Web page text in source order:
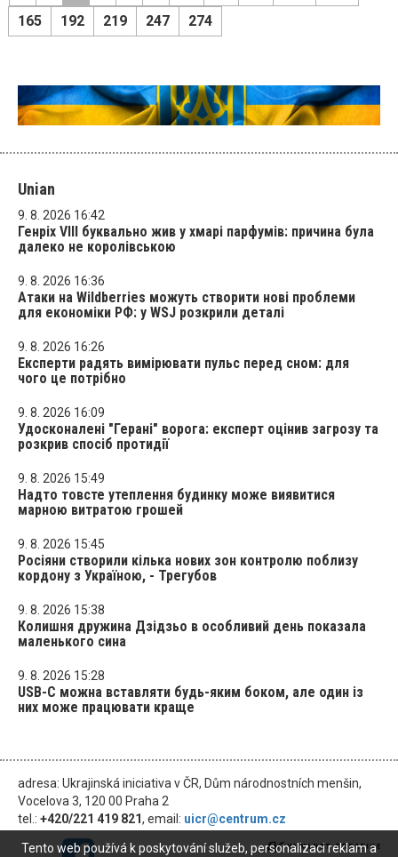
165
192 219 247 274
Unian
9. 8. 2026 16:42
Генріх VIII буквально жив у хмарі парфумів: причина була
далеко не королівською
9. 8. 2026 16:36
Атаки на Wildberries можуть створити нові проблеми
для економіки РФ: у WSJ розкрили деталі
9. 8. 2026 16:26
Експерти радять вимірювати пульс перед сном: для
чого це потрібно
9. 8. 2026 16:09
Удосконалені "Герані" ворога: експерт оцінив загрозу та
розкрив спосіб протидії
9. 8. 2026 15:49
Надто товсте утеплення будинку може виявитися
марною витратою грошей
9. 8. 2026 15:45
Росіяни створили кілька нових зон контролю поблизу
кордону з Україною, - Трегубов
9. 8. 2026 15:38
Колишня дружина Дзідзьо в особливий день показала
маленького сина
9. 8. 2026 15:28
USB-C можна вставляти будь-яким боком, але один із
них може працювати краще
adresa: Ukrajinská iniciativa v ČR, Dům národnostních menšin,
Vocelova 3, 120 00 Praha 2
tel.: +420/221 419 821, email: uicr@centrum.cz
Tento web používá k poskytování služeb, personalizaci reklam a